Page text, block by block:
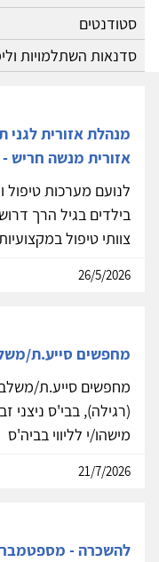
מנהלת אזורית
אזורית מנשה חריש
לנועם מערכות טיפול
בילדים בגיל הרך
צוותי טיפול
26/5/2026
מחפשים סייע.ת/
(רגילה), בבי'ס ניצני
מישהו/י לליווי בביה'ס
21/7/2026
להשכרה - מספטמבר